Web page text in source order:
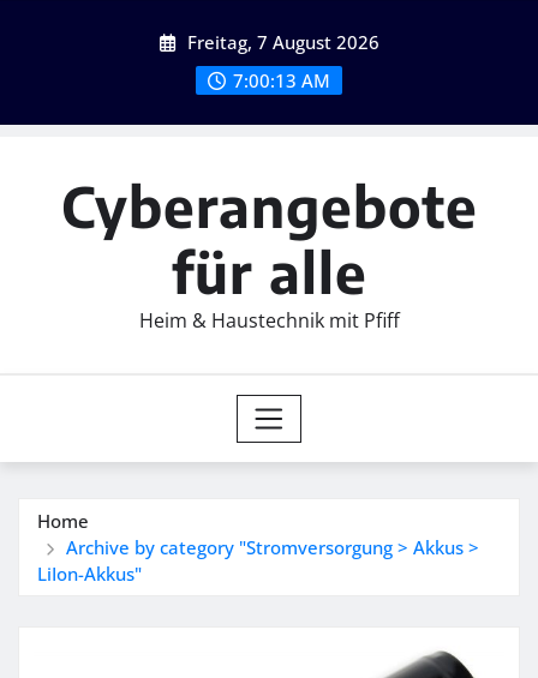
Freitag, 7 August 2026
7:00:15 AM
Cyberangebote
für alle
Heim & Haustechnik mit Pfiff
Home
Archive by category "Stromversorgung > Akkus >
LiIon-Akkus"